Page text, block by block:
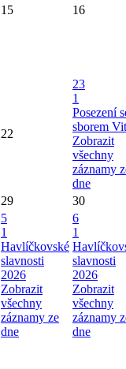
15 16
22
23
1
Posezení
sborem
Zobrazit
všechny
záznamy
dne
29 30
5
1
Havlíčkovské
slavnosti
2026
Zobrazit
všechny
záznamy ze
dne
6
1
slavnosti
2026
Zobrazit
všechny
záznamy
dne